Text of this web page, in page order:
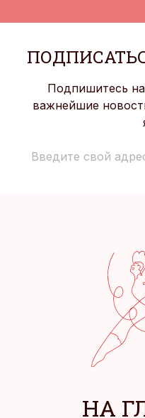
Подпишитесь
важнейшие
НА